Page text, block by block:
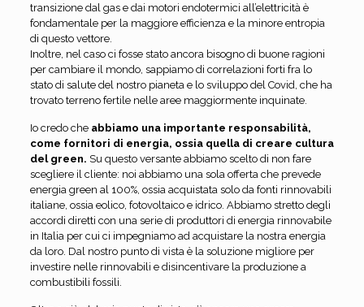
transizione dal gas e dai motori endotermici all’elettricità è
fondamentale per la maggiore efficienza e la minore entropia
di questo vettore.
Inoltre, nel caso ci fosse stato ancora bisogno di buone ragioni
per cambiare il mondo, sappiamo di correlazioni forti fra lo
stato di salute del nostro pianeta e lo sviluppo del Covid, che ha
trovato terreno fertile nelle aree maggiormente inquinate.
Io credo che abbiamo una importante responsabilità,
come fornitori di energia, ossia quella di creare cultura
del green. Su questo versante abbiamo scelto di non fare
scegliere il cliente: noi abbiamo una sola offerta che prevede
energia green al 100%, ossia acquistata solo da fonti rinnovabili
italiane, ossia eolico, fotovoltaico e idrico. Abbiamo stretto degli
accordi diretti con una serie di produttori di energia rinnovabile
in Italia per cui ci impegniamo ad acquistare la nostra energia
da loro. Dal nostro punto di vista è la soluzione migliore per
investire nelle rinnovabili e disincentivare la produzione a
combustibili fossili.